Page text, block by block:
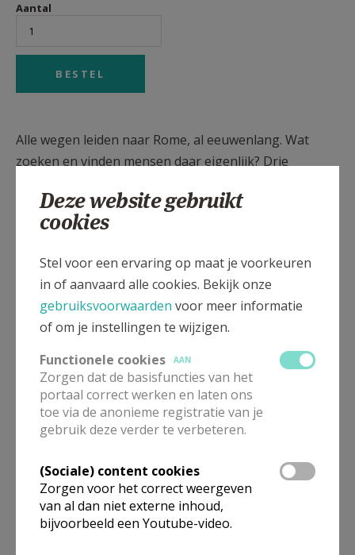
Aantal
Alle wegen leiden naar Rome, al eeuwenlang. Wat
zoeken en vinden mensen daar eigenlijk? Drie
van de eeuwige stad. Hun tocht leidt langs de oude
stadspoorten, pauselijke basilieken en vele
parels in de buitenwijken en andere goed bewaarde
geheimen. Pelgrimstocht naar Rome is een
meeslepend geschreven portret van een stad die
blijft verrassen.
Rome heeft het allemaal: de geschiedenis, het
religieuze erfgoed, de artistieke rijkdom en het
bruisende politieke,
culturele en maatschappelijke leven van een
hedendaagse miljoenenstad. Op iedere straathoek
tref je verschillende lagen van deze schat aan. Overal
zijn er verhalen te vertellen.
Deze website gebruikt
cookies
Stel voor een ervaring op maat je voorkeuren
in of aanvaard alle cookies. Bekijk onze
gebruiksvoorwaarden voor meer informatie
of om je instellingen te wijzigen.
Functionele cookies
AAN
Zorgen dat de basisfuncties van het
portaal correct werken en laten ons
toe via de anonieme registratie van je
gebruik deze verder te verbeteren.
(Sociale) content cookies
Zorgen voor het correct weergeven
van al dan niet externe inhoud,
bijvoorbeeld een Youtube-video.